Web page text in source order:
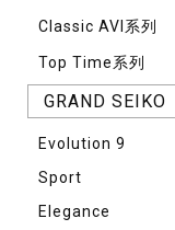
Classic AVI系列
Top Time系列
GRAND SEIKO
Evolution 9
Sport
Elegance